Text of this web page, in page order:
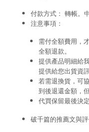
付款方式： 轉帳。
注意事項：
需付全額費用，
全額退款。
提供產品明細給
提供給您出貨資
若需退換貨，可
到後退還金額，
代買保留最後決
破千篇的推薦文與